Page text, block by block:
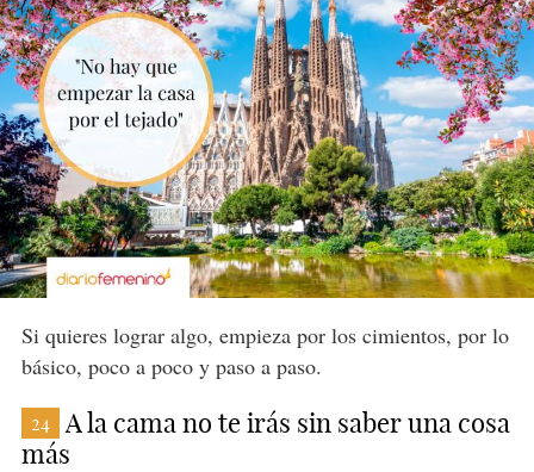
Si quieres lograr algo, empieza por los cimientos, por lo
básico, poco a poco y paso a paso.
24
A la cama no te irás sin saber una cosa
más